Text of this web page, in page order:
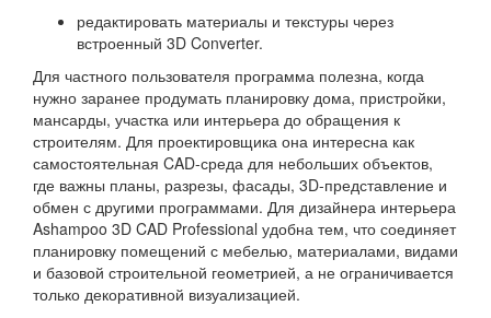
редактировать материалы и текстуры через
встроенный 3D Converter.
Для частного пользователя программа полезна, когда
нужно заранее продумать планировку дома, пристройки,
мансарды, участка или интерьера до обращения к
строителям. Для проектировщика она интересна как
самостоятельная CAD-среда для небольших объектов,
где важны планы, разрезы, фасады, 3D-представление и
обмен с другими программами. Для дизайнера интерьера
Ashampoo 3D CAD Professional удобна тем, что соединяет
планировку помещений с мебелью, материалами, видами
и базовой строительной геометрией, а не ограничивается
только декоративной визуализацией.